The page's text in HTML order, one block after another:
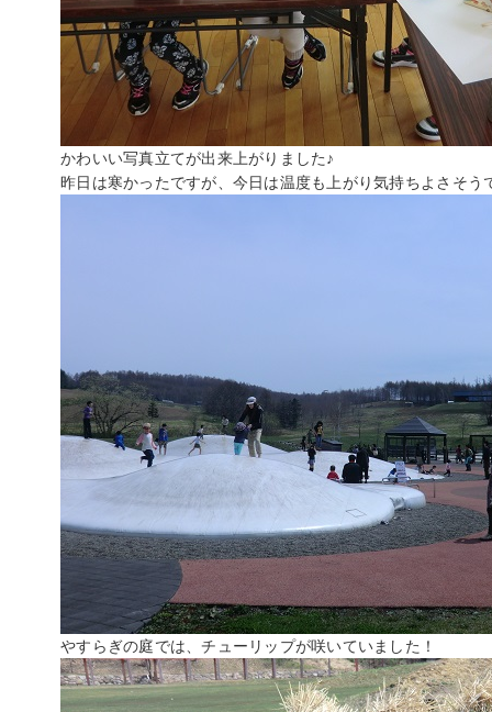
かわいい写真立てが出来上がりました♪
昨日は寒かったですが、今日は温度も上がり気持ちよさそう
やすらぎの庭では、チューリップが咲いていました！